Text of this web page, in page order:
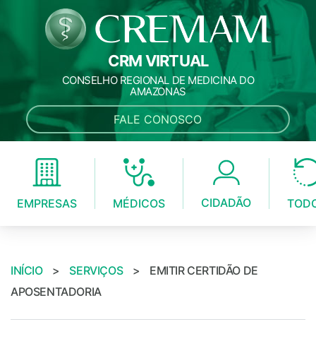
CRM VIRTUAL
CONSELHO REGIONAL DE MEDICINA DO
AMAZONAS
FALE CONOSCO
EMPRESAS MÉDICOS CIDADÃO
INÍCIO > SERVIÇOS >
EMITIR CERTIDÃO DE
APOSENTADORIA